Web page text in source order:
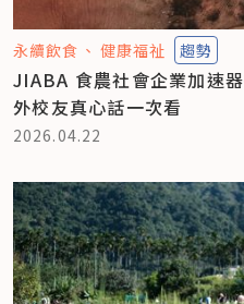
永續飲食 健康福祉 趨勢
JIABA 食農社會企業加速
外校友真心話一次看
2026.04.22